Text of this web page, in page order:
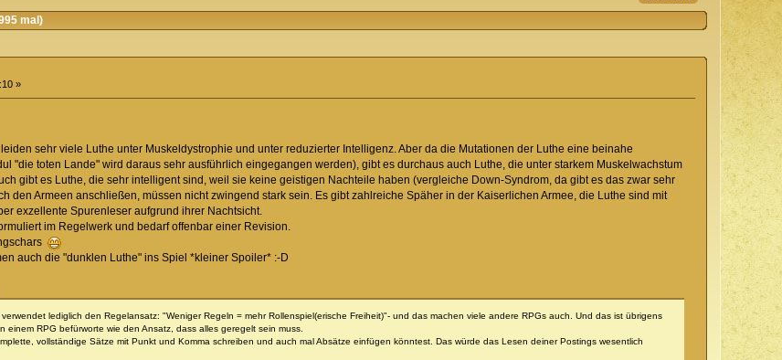
mal)
»
sehr viele Luthe unter Muskeldystrophie und unter reduzierter Intelligenz. Aber da die Mutationen der Luthe eine beinahe
"die toten Lande" wird daraus sehr ausführlich eingegangen werden), gibt es durchaus auch Luthe, die unter starkem Muskelwachstum
gibt es Luthe, die sehr intelligent sind, weil sie keine geistigen Nachteile haben (vergleiche Down-Syndrom, da gibt es das zwar sehr
den Armeen anschließen, müssen nicht zwingend stark sein. Es gibt zahlreiche Späher in der Kaiserlichen Armee, die Luthe sind mit
exzellente Spurenleser aufgrund ihrer Nachtsicht.
im Regelwerk und bedarf offenbar einer Revision.
auch die "dunklen Luthe" ins Spiel *kleiner Spoiler* :-D
lediglich den Regelansatz: "Weniger Regeln = mehr Rollenspiel(erische Freiheit)"- und das machen viele andere RPGs auch. Und das ist übrigens
einem RPG befürworte wie den Ansatz, dass alles geregelt sein muss.
vollständige Sätze mit Punkt und Komma schreiben und auch mal Absätze einfügen könntest. Das würde das Lesen deiner Postings wesentlich